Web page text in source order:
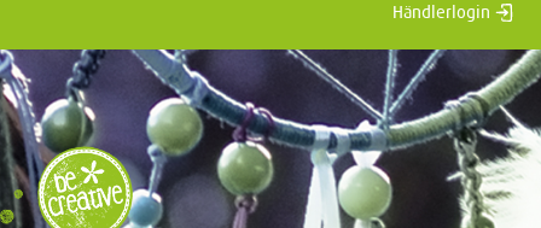
Händlerlogin